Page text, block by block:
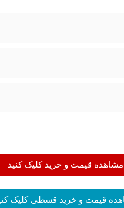
قیمت و خرید کلیک کنید
قیمت و خرید قسطی کلیک